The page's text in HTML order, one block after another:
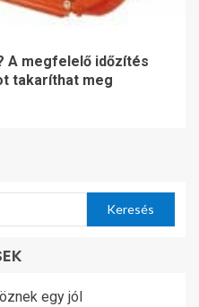
A megfelelő időzítés
takaríthat meg
egy jól